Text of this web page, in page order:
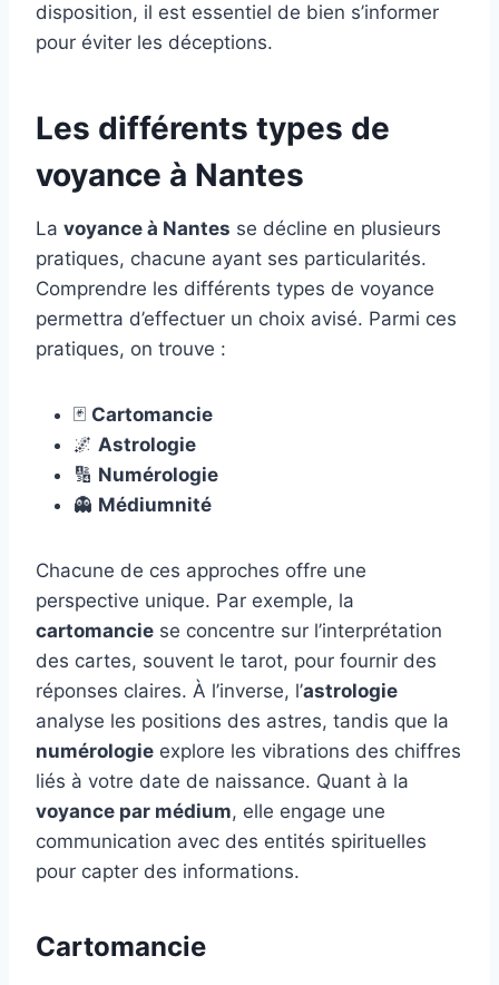
disposition, il est essentiel de bien s’informer
pour éviter les déceptions.
Les différents types de
voyance à Nantes
La voyance à Nantes se décline en plusieurs
pratiques, chacune ayant ses particularités.
Comprendre les différents types de voyance
permettra d’effectuer un choix avisé. Parmi ces
pratiques, on trouve :
🃏 Cartomancie
🌌 Astrologie
🔢 Numérologie
👻 Médiumnité
Chacune de ces approches offre une
perspective unique. Par exemple, la
cartomancie se concentre sur l’interprétation
des cartes, souvent le tarot, pour fournir des
réponses claires. À l’inverse, l’astrologie
analyse les positions des astres, tandis que la
numérologie explore les vibrations des chiffres
liés à votre date de naissance. Quant à la
voyance par médium, elle engage une
communication avec des entités spirituelles
pour capter des informations.
Cartomancie